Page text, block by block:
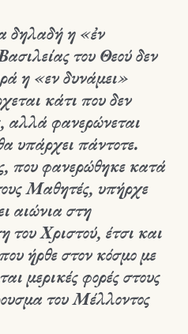
δηλαδή η «ἐν
του Θεού δεν
η «εν δυνάμει»
κάτι που δεν
αλλά φανερώνεται
υπάρχει πάντοτε.
που φανερώθηκε κατά
Μαθητές, υπήρχε
αιώνια στη
του Χριστού, έτσι και
ήρθε στον κόσμο με
μερικές φορές στους
του Μέλλοντος